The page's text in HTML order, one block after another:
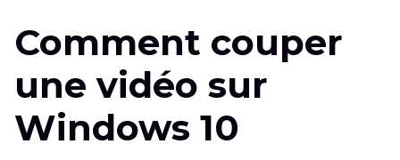
Comment couper
une vidéo sur
Windows 10